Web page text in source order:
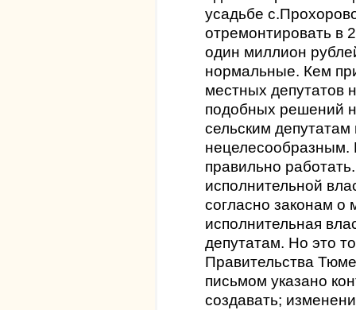
усадьбе
отремонтировать в
один миллион
нормальные. Кем
местных депутатов
подобных решений
сельским
нецелесообразным.
правильно
исполнительной
согласно законам о
исполнительная
депутатам. Но это
Правительства
письмом указано
создавать;